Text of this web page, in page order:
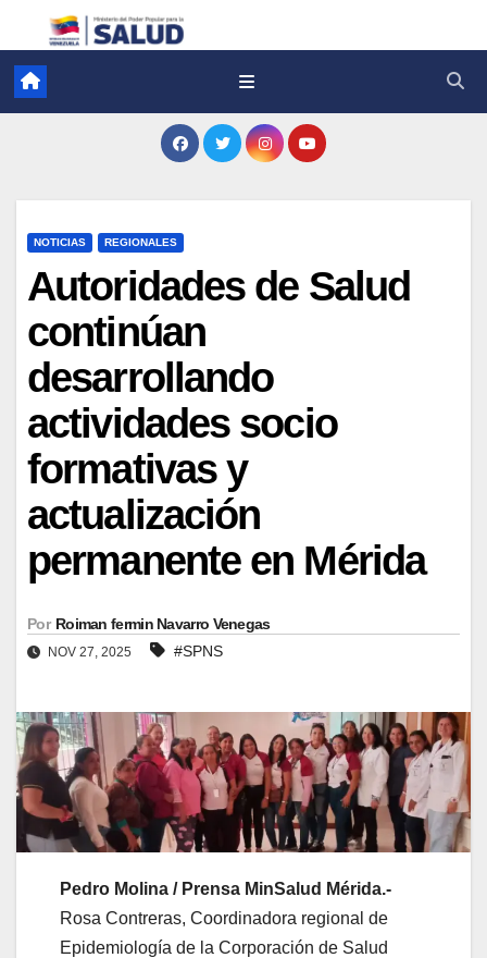
NOTICIAS REGIONALES
Autoridades de Salud
continúan
desarrollando
actividades socio
formativas y
actualización
permanente en Mérida
Por Roiman fermin Navarro Venegas
NOV 27, 2025 #SPNS
Pedro Molina / Prensa MinSalud Mérida.-
Rosa Contreras, Coordinadora regional de
Epidemiología de la Corporación de Salud